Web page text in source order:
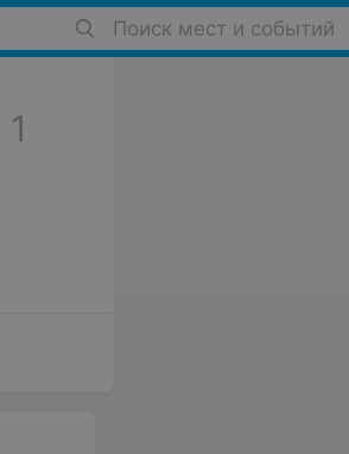
Поиск мест и событий
1